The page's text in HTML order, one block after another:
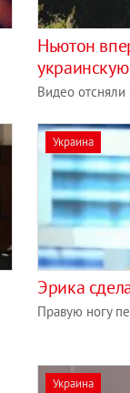
Ньютон
Видео
Украина
Эрика
Правую ногу
Украина